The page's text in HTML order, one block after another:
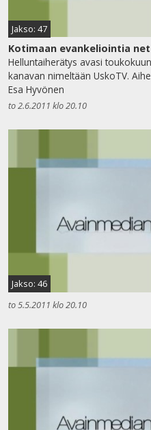
Jakso: 47
Kotimaan evankeliointia
Helluntaiherätys avasi
kanavan nimeltään UskoTV.
Esa Hyvönen
to 2.6.2011 klo 20.10
Jakso: 46
to 5.5.2011 klo 20.10